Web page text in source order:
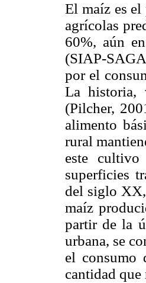
El maíz es
agrícolas
60%, aún
(SIAP-
por el
La historia,
(Pilcher,
alimento
rural
este
superficies
del siglo
maíz
partir de la
urbana, se
el consumo
cantidad que